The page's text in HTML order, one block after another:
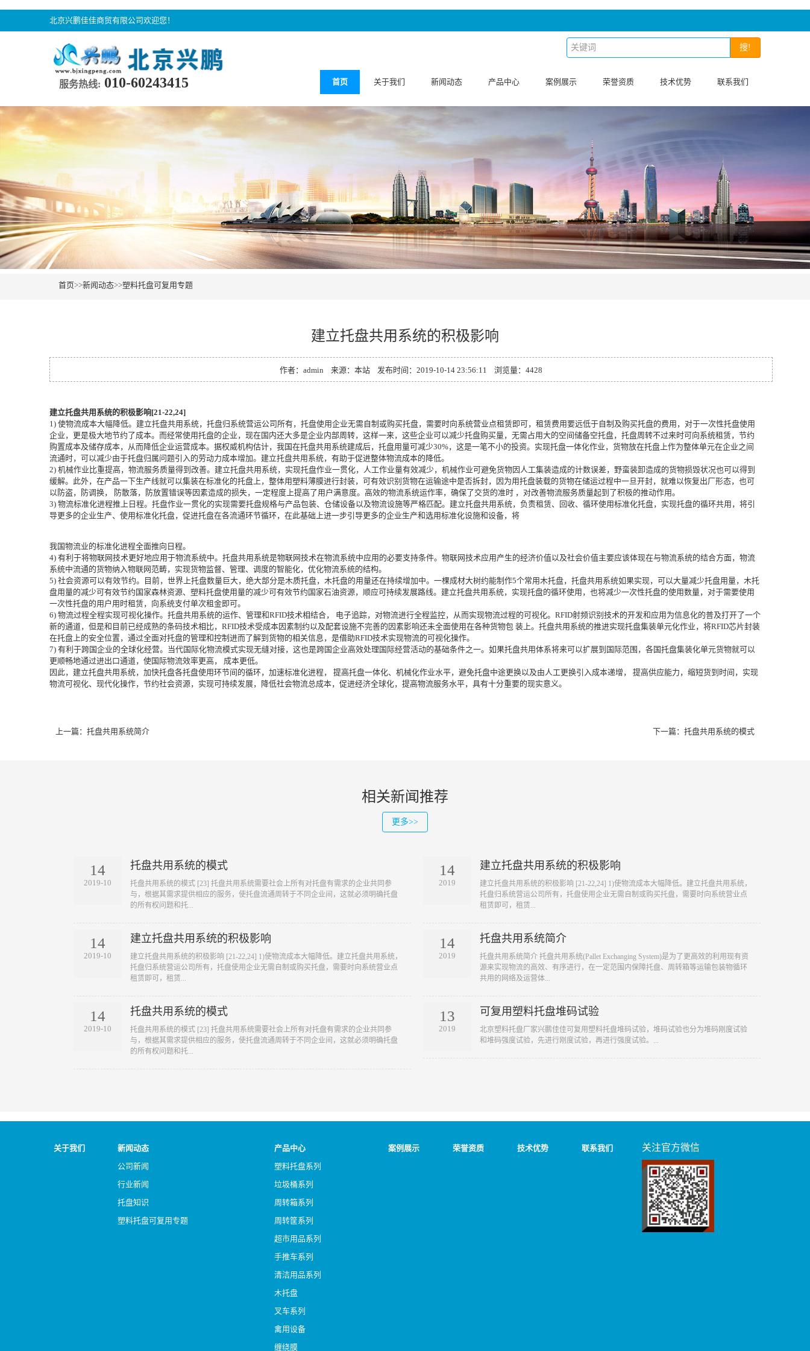
北京兴鹏佳佳商贸有限公司欢迎您！
服务热线: 010-60243415
搜!
首页 关于我们 新闻动态 产品中心 案例展示 荣誉资质 技术优势 联系我们
首页>>新闻动态>>塑料托盘可复用专题
建立托盘共用系统的积极影响
作者：admin 来源：本站 发布时间：2019-10-14 23:56:11 浏览量：4428
建立托盘共用系统的积极影响[21-22,24]
1) 使物流成本大幅降低。建立托盘共用系统，托盘归系统营运公司所有，托盘使用企业无需自制或购买托盘，需要时向系统营业点租赁即可，租赁费用要远低于自制及购买托盘的费用，对于一次性托盘使用
企业，更是极大地节约了成本。而经常使用托盘的企业，现在国内还大多是企业内部周转，这样一来，这些企业可以减少托盘购买量，无需占用大的空间储备空托盘，托盘周转不过来时可向系统租赁，节约
购置成本及储存成本，从而降低企业运营成本。据权威机构估计，我国在托盘共用系统建成后，托盘用量可减少30%，这是一笔不小的投资。实现托盘一体化作业，货物放在托盘上作为整体单元在企业之间
流通时，可以减少由于托盘归属问题引入的劳动力成本增加。建立托盘共用系统，有助于促进整体物流成本的降低。
2) 机械作业比重提高，物流服务质量得到改善。建立托盘共用系统，实现托盘作业一贯化，人工作业量有效减少，机械作业可避免货物因人工集装造成的计数误差，野蛮装卸造成的货物损毁状况也可以得到
缓解。此外，在产品一下生产线就可以集装在标准化的托盘上，整体用塑料薄膜进行封装，可有效识别货物在运输途中是否拆封，因为用托盘装载的货物在储运过程中一旦开封，就难以恢复出厂形态，也可
以防盗，防调换， 防散落，防放置错误等因素造成的损失，一定程度上提高了用户满意度。高效的物流系统运作率，确保了交货的准时 ，对改善物流服务质量起到了积极的推动作用。
3) 物流标准化进程推上日程。托盘作业一贯化的实现需要托盘规格与产品包装、仓储设备以及物流设施等严格匹配。建立托盘共用系统，负责租赁、回收、循环使用标准化托盘，实现托盘的循环共用，将引
导更多的企业生产、使用标准化托盘，促进托盘在各流通环节循环，在此基础上进一步引导更多的企业生产和选用标准化设施和设备，将
我国物流业的标准化进程全面推向日程。
4) 有利于将物联网技术更好地应用于物流系统中。托盘共用系统是物联网技术在物流系统中应用的必要支持条件。物联网技术应用产生的经济价值以及社会价值主要应该体现在与物流系统的结合方面，物流
系统中流通的货物纳入物联网范畴，实现货物监督、管理、调度的智能化，优化物流系统的结构。
5) 社会资源可以有效节约。目前，世界上托盘数量巨大，绝大部分是木质托盘，木托盘的用量还在持续增加中。一棵成材大树约能制作5个常用木托盘，托盘共用系统如果实现，可以大量减少托盘用量，木托
盘用量的减少可有效节约国家森林资源、塑料托盘使用量的减少可有效节约国家石油资源，顺应可持续发展路线。建立托盘共用系统，实现托盘的循环使用，也将减少一次性托盘的使用数量，对于需要使用
一次性托盘的用户用时租赁，向系统支付单次租金即可。
6) 物流过程全程实现可视化操作。托盘共用系统的运作、管理和RFID技术相结合， 电子追踪，对物流进行全程监控，从而实现物流过程的可视化。RFID射频识别技术的开发和应用为信息化的普及打开了一个
新的通道，但是和目前已经成熟的条码技术相比，RFID技术受成本因素制约以及配套设施不完善的因素影响还未全面使用在各种货物包 装上。托盘共用系统的推进实现托盘集装单元化作业，将RFID芯片封装
在托盘上的安全位置，通过全面对托盘的管理和控制进而了解到货物的相关信息，是借助RFID技术实现物流的可视化操作。
7) 有利于跨国企业的全球化经营。当代国际化物流模式实现无缝对接，这也是跨国企业高效处理国际经营活动的基础条件之一。如果托盘共用体系将来可以扩展到国际范围，各国托盘集装化单元货物就可以
更顺畅地通过进出口通道，使国际物流效率更高， 成本更低。
因此，建立托盘共用系统，加快托盘各托盘使用环节间的循环，加速标准化进程， 提高托盘一体化、机械化作业水平，避免托盘中途更换以及由人工更换引入成本递增， 提高供应能力，缩短货到时间，实现
物流可视化、现代化操作，节约社会资源，实现可持续发展，降低社会物流总成本，促进经济全球化，提高物流服务水平，具有十分重要的现实意义。
上一篇： 托盘共用系统简介 下一篇： 托盘共用系统的模式
相关新闻推荐
更多>>
14
2019-10
托盘共用系统的模式
​托盘共用系统的模式 [23] 托盘共用系统需要社会上所有对托盘有需求的企业共同参
与，根据其需求提供相应的服务，使托盘流通周转于不同企业间，这就必须明确托盘
的所有权问题和托...
14
2019-10
建立托盘共用系统的积极影响
​建立托盘共用系统的积极影响 [21-22,24] 1)使物流成本大幅降低。建立托盘共用系统，
托盘归系统营运公司所有，托盘使用企业无需自制或购买托盘，需要时向系统营业点
租赁即可，租赁...
14
2019-10
托盘共用系统的模式
​托盘共用系统的模式 [23] 托盘共用系统需要社会上所有对托盘有需求的企业共同参
与，根据其需求提供相应的服务，使托盘流通周转于不同企业间，这就必须明确托盘
的所有权问题和托...
14
2019
建立托盘共用系统的积极影响
​建立托盘共用系统的积极影响 [21-22,24] 1)使物流成本大幅降低。建立托盘共用系统，
托盘归系统营运公司所有，托盘使用企业无需自制或购买托盘，需要时向系统营业点
租赁即可，租赁...
14
2019
托盘共用系统简介
​托盘共用系统简介 托盘共用系统(Pallet Exchanging System)是为了更高效的利用现有资
源来实现物流的高效、有序进行，在一定范围内保障托盘、周转箱等运输包装物循环
共用的网络及运营体...
13
2019
可复用塑料托盘堆码试验
​北京塑料托盘厂家兴鹏佳佳可复用塑料托盘堆码试验，堆码试验也分为堆码刚度试验
和堆码强度试验，先进行刚度试验，再进行强度试验。...
关于我们
新闻动态
公司新闻
行业新闻
托盘知识
塑料托盘可复用专题
产品中心
塑料托盘系列
垃圾桶系列
周转箱系列
周转筐系列
超市用品系列
手推车系列
清洁用品系列
木托盘
叉车系列
禽用设备
缠绕膜
案例展示 荣誉资质 技术优势 联系我们 关注官方微信